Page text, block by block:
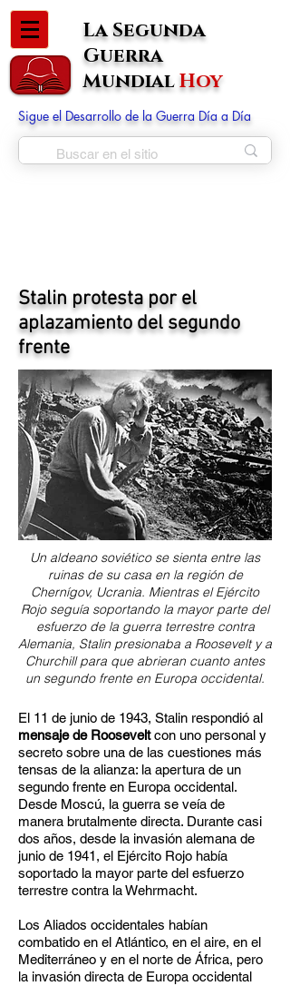
La Segunda
Guerra
MundialHoy
Sigue el Desarrollo de la Guerra Día a Día
Stalin protesta por el
aplazamiento del segundo
frente
Un aldeano soviético se sienta entre las
ruinas de su casa en la región de
Chernígov, Ucrania. Mientras el Ejército
Rojo seguía soportando la mayor parte del
esfuerzo de la guerra terrestre contra
Alemania, Stalin presionaba a Roosevelt y a
Churchill para que abrieran cuanto antes
un segundo frente en Europa occidental.
El 11 de junio de 1943, Stalin respondió al
mensaje de Rooseveltcon uno personal y
secreto sobre una de las cuestiones más
tensas de la alianza: la apertura de un
segundo frente en Europa occidental.
Desde Moscú, la guerra se veía de
manera brutalmente directa. Durante casi
dos años, desde la invasión alemana de
junio de 1941, el Ejército Rojo había
soportado la mayor parte del esfuerzo
terrestre contra la Wehrmacht.
Los Aliados occidentales habían
combatido en el Atlántico, en el aire, en el
Mediterráneo y en el norte de África, pero
la invasión directa de Europa occidental